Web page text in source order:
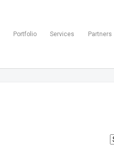
Portfolio Services Partners